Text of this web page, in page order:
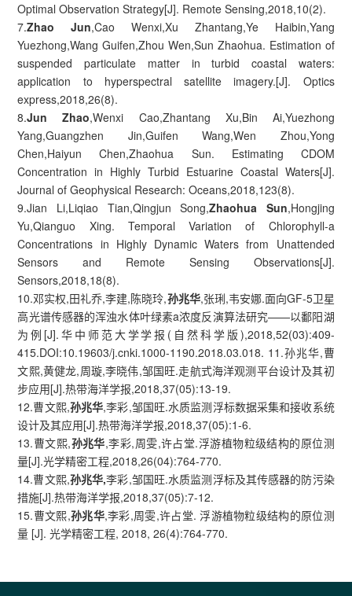
Optimal Observation Strategy[J]. Remote Sensing,2018,10(2).
7.Zhao Jun,Cao Wenxi,Xu Zhantang,Ye Haibin,Yang
Yuezhong,Wang Guifen,Zhou Wen,Sun Zhaohua. Estimation of
suspended particulate matter in turbid coastal waters:
application to hyperspectral satellite imagery.[J]. Optics
express,2018,26(8).
8.Jun Zhao,Wenxi Cao,Zhantang Xu,Bin Ai,Yuezhong
Yang,Guangzhen Jin,Guifen Wang,Wen Zhou,Yong
Chen,Haiyun Chen,Zhaohua Sun. Estimating CDOM
Concentration in Highly Turbid Estuarine Coastal Waters[J].
Journal of Geophysical Research: Oceans,2018,123(8).
9.Jian Li,Liqiao Tian,Qingjun Song,Zhaohua Sun,Hongjing
Yu,Qianguo Xing. Temporal Variation of Chlorophyll-a
Concentrations in Highly Dynamic Waters from Unattended
Sensors and Remote Sensing Observations[J].
Sensors,2018,18(8).
10.邓实权,田礼乔,李建,陈晓玲,孙兆华,张琍,韦安娜.面向GF-5卫星
高光谱传感器的浑浊水体叶绿素a浓度反演算法研究——以鄱阳湖
为例[J].华中师范大学学报(自然科学版),2018,52(03):409-
415.DOI:10.19603/j.cnki.1000-1190.2018.03.018. 11.孙兆华,曹
文熙,黄健龙,周璇,李晓伟,邹国旺.走航式海洋观测平台设计及其初
步应用[J].热带海洋学报,2018,37(05):13-19.
12.曹文熙,孙兆华,李彩,邹国旺.水质监测浮标数据采集和接收系统
设计及其应用[J].热带海洋学报,2018,37(05):1-6.
13.曹文熙,孙兆华,李彩,周雯,许占堂.浮游植物粒级结构的原位测
量[J].光学精密工程,2018,26(04):764-770.
14.曹文熙,孙兆华,李彩,邹国旺.水质监测浮标及其传感器的防污染
措施[J].热带海洋学报,2018,37(05):7-12.
15.曹文熙,孙兆华,李彩,周雯,许占堂. 浮游植物粒级结构的原位测
量 [J]. 光学精密工程, 2018, 26(4):764-770.